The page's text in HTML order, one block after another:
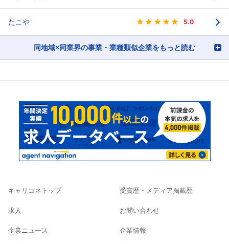
たこや 5.0
同地域×同業界の事業・業種類似企業をもっと読む
キャリコネトップ
求人
企業ニュース
受賞歴・メディア掲載歴
お問い合わせ
企業情報